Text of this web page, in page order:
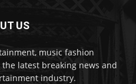
US
music fashion
latest breaking news and
industry.